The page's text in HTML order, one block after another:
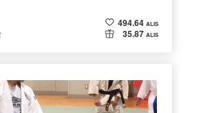
494.64 ALIS
35.87 ALIS